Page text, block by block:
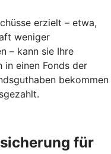
erzielt – etwa,
weniger
– kann sie Ihre
in einen Fonds der
bekommen
für